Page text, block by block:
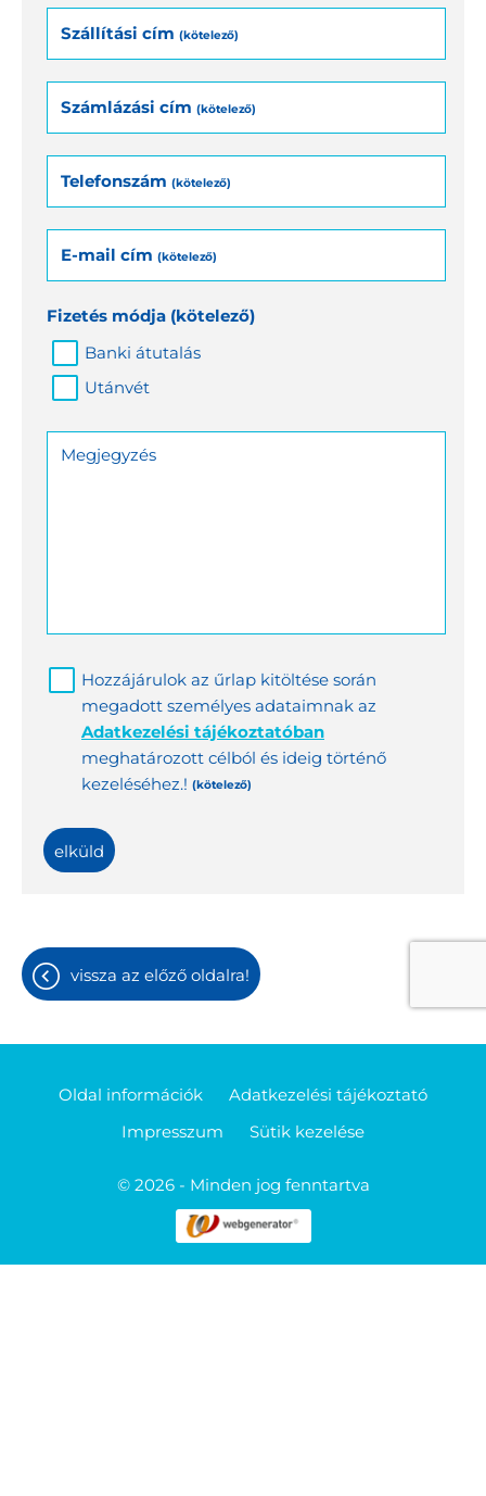
Szállítási cím (kötelező)
Számlázási cím (kötelező)
Telefonszám (kötelező)
E-mail cím (kötelező)
Fizetés módja (kötelező)
Banki átutalás
Utánvét
Megjegyzés
Hozzájárulok az űrlap kitöltése során
megadott személyes adataimnak az
Adatkezelési tájékoztatóban
meghatározott célból és ideig történő
kezeléséhez.! (kötelező)
elküld
vissza az előző oldalra!
© 2026 - Minden jog fenntartva
Oldal információk
Adatkezelési tájékoztató
Impresszum
Sütik kezelése